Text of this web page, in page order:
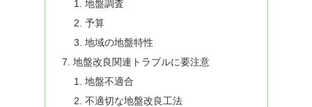
地盤調査
予算
地域の地盤特性
地盤改良関連トラブルに要注意
地盤不適合
不適切な地盤改良工法